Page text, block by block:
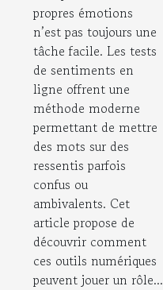
émotions ?
propres émotions
n’est pas toujours une
tâche facile. Les tests
de sentiments en
ligne offrent une
méthode moderne
permettant de mettre
des mots sur des
ressentis parfois
confus ou
ambivalents. Cet
article propose de
découvrir comment
ces outils numériques
peuvent jouer un rôle...